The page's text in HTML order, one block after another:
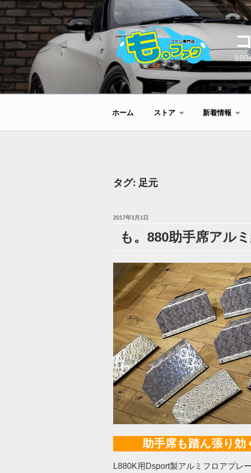
コ
ン
テ
ン
ツ
へ
ス
キ
ホーム ストア 新着情報
タグ: 足元
投
2017年3月1日
も。880助手席アル
助手席も踏ん張り
L880K用Dsport製アルミフロアプレ